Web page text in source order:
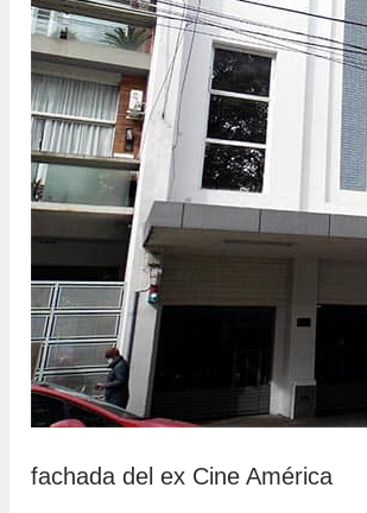
fachada del ex Cine América